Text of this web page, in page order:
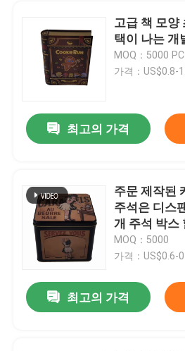
고급 책 모양
택이 나는 개
MOQ：5000 PC
가격：US$0.8-
최고의 가격
주문 제작된
주석은 디스
개 주석 박스
MOQ：5000
가격：US$0.6-
최고의 가격